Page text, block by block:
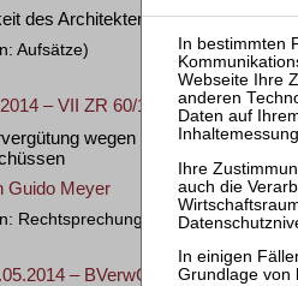
des Architekten im Rahmen der
Aufsätze)
– VII ZR 60/14
wegen
Guido Meyer
Rechtsprechung, Vertragsrecht)
– BVerwG 9 C 7.12